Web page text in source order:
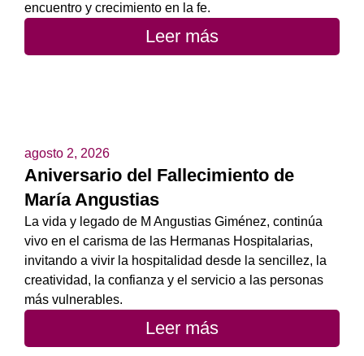
encuentro y crecimiento en la fe.
Leer más
agosto 2, 2026
Aniversario del Fallecimiento de
María Angustias
La vida y legado de M Angustias Giménez, continúa
vivo en el carisma de las Hermanas Hospitalarias,
invitando a vivir la hospitalidad desde la sencillez, la
creatividad, la confianza y el servicio a las personas
más vulnerables.
Leer más